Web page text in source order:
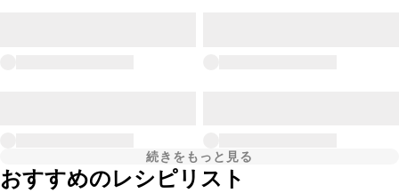
続きをもっと見る
おすすめのレシピリスト